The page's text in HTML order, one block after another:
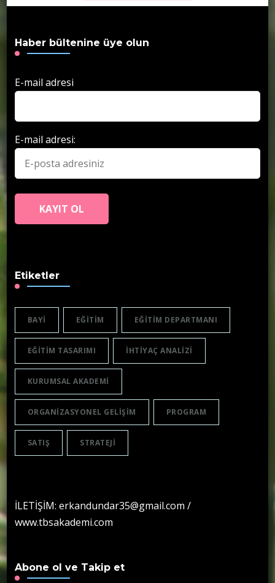
Haber bültenine üye olun
E-mail adresi
E-mail adresi:
Etiketler
BAYI EĞITIM EĞITIM DEPARTMANI
EĞITIM TASARIMI IHTIYAÇ ANALIZI
KURUMSAL AKADEMI
ORGANIZASYONEL GELIŞIM PROGRAM
SATIŞ STRATEJI
İLETİŞİM: erkandundar35@gmail.com /
www.tbsakademi.com
Abone ol ve Takip et